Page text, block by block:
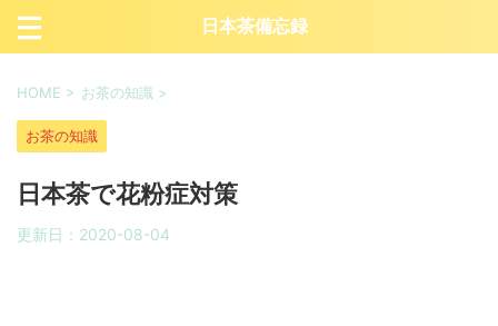
日本茶備忘録
HOME > お茶の知識 >
お茶の知識
日本茶で花粉症対策
更新日： 2020-08-04